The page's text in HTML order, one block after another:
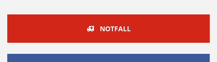
NOTFALL